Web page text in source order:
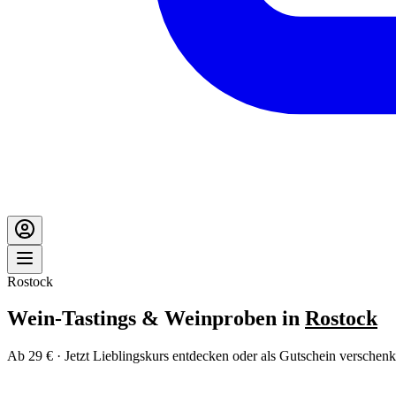
Rostock
Wein-Tastings & Weinproben in Rostock
Ab 29 € · Jetzt Lieblingskurs entdecken oder als Gutschein